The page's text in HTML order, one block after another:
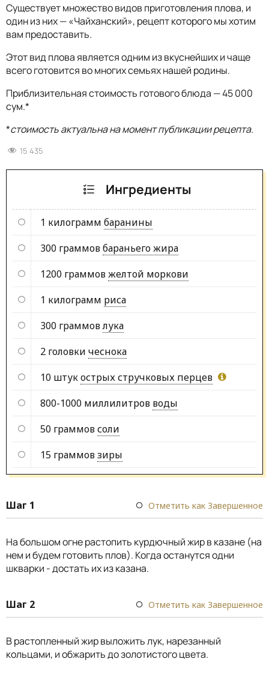
Существует множество видов приготовления плова, и
один из них — «Чайханский», рецепт которого мы хотим
вам предоставить.
Этот вид плова является одним из вкуснейших и чаще
всего готовится во многих семьях нашей родины.
Приблизительная стоимость готового блюда — 45 000
сум.*
*стоимость актуальна на момент публикации рецепта.
15 435
Ингредиенты
1 килограмм баранины
300 граммовбараньего жира
1200 граммовжелтой моркови
1 килограмм риса
300 граммовлука
2 головки чеснока
10 штукострых стручковых перцев
800-1000 миллилитров воды
50 граммовсоли
15 граммовзиры
Шаг 1 Отметить как Завершенное
На большом огне растопить курдючный жир в казане (на
нем и будем готовить плов). Когда останутся одни
шкварки - достать их из казана.
Шаг 2 Отметить как Завершенное
В растопленный жир выложить лук, нарезанный
кольцами, и обжарить до золотистого цвета.